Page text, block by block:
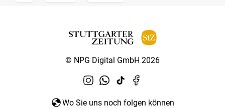
© NPG Digital GmbH 2026
Wo Sie uns noch folgen können